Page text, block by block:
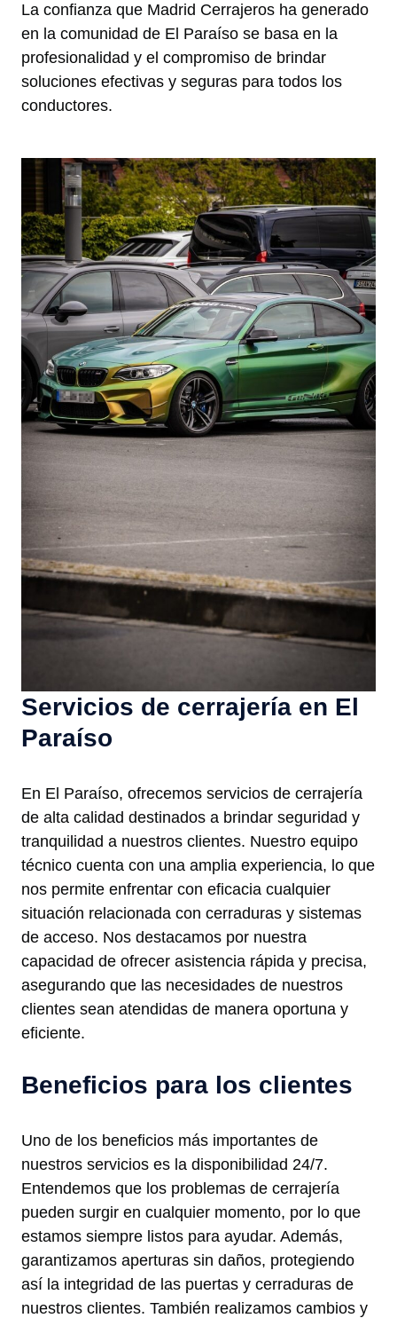
La confianza que Madrid Cerrajeros ha generado
en la comunidad de El Paraíso se basa en la
profesionalidad y el compromiso de brindar
soluciones efectivas y seguras para todos los
conductores.
Servicios de cerrajería en El
Paraíso
En El Paraíso, ofrecemos servicios de cerrajería
de alta calidad destinados a brindar seguridad y
tranquilidad a nuestros clientes. Nuestro equipo
técnico cuenta con una amplia experiencia, lo que
nos permite enfrentar con eficacia cualquier
situación relacionada con cerraduras y sistemas
de acceso. Nos destacamos por nuestra
capacidad de ofrecer asistencia rápida y precisa,
asegurando que las necesidades de nuestros
clientes sean atendidas de manera oportuna y
eficiente.
Beneficios para los clientes
Uno de los beneficios más importantes de
nuestros servicios es la disponibilidad 24/7.
Entendemos que los problemas de cerrajería
pueden surgir en cualquier momento, por lo que
estamos siempre listos para ayudar. Además,
garantizamos aperturas sin daños, protegiendo
así la integridad de las puertas y cerraduras de
nuestros clientes. También realizamos cambios y